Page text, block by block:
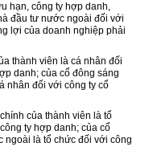
hạn, công ty hợp danh,
đầu tư nước ngoài đối với
lợi của doanh nghiệp phải
thành viên là cá nhân đối
danh; của cổ đông sáng
nhân đối với công ty cổ
của thành viên là tổ
ty hợp danh; của cổ
ngoài là tổ chức đối với công